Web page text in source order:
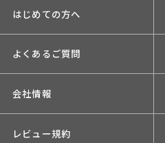
はじめての方へ
よくあるご質問
会社情報
レビュー規約